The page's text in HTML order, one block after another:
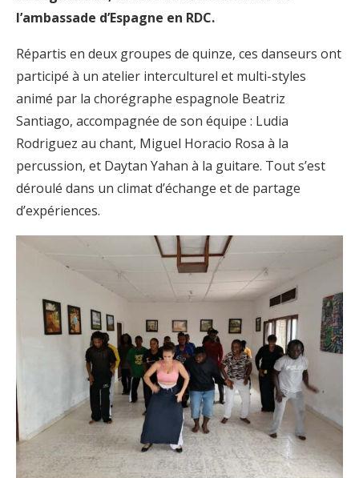
l’ambassade d’Espagne en RDC.
Répartis en deux groupes de quinze, ces danseurs ont
participé à un atelier interculturel et multi-styles
animé par la chorégraphe espagnole Beatriz
Santiago, accompagnée de son équipe : Ludia
Rodriguez au chant, Miguel Horacio Rosa à la
percussion, et Daytan Yahan à la guitare. Tout s’est
déroulé dans un climat d’échange et de partage
d’expériences.